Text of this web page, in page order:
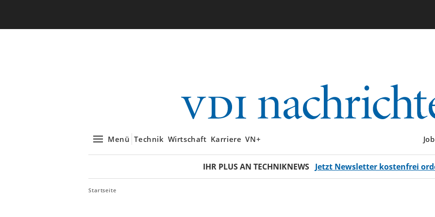
Menü Technik Wirtschaft Karriere VN+
IHR PLUS AN TECHNIKNEWS Jetzt Newsletter kostenfrei
Startseite